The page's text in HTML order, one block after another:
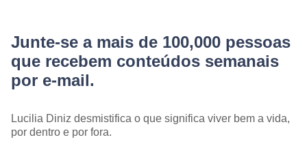
Junte-se a mais de 100,000 pessoas
que recebem conteúdos semanais
por e-mail.
Lucilia Diniz desmistifica o que significa viver bem a vida,
por dentro e por fora.